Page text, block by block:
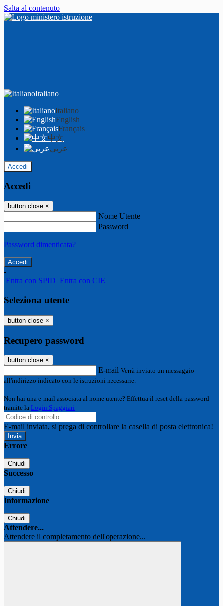
Salta al contenuto
Italiano
Italiano
English
Français
中文
عربى
Accedi
Accedi
button close ×
Nome Utente
Password
Password dimenticata?
-
Entra con SPID Entra con CIE
Seleziona utente
button close ×
Recupero password
button close ×
E-mail Verrà inviato un messaggio
all'indirizzo indicato con le istruzioni necessarie.
Non hai una e-mail associata al nome utente? Effettua il reset della password
tramite la Login Spaggiari
E-mail inviata, si prega di controllare la casella di posta elettronica!
Errore
Chiudi
Successo
Chiudi
Informazione
Chiudi
Attendere...
Attendere il completamento dell'operazione...